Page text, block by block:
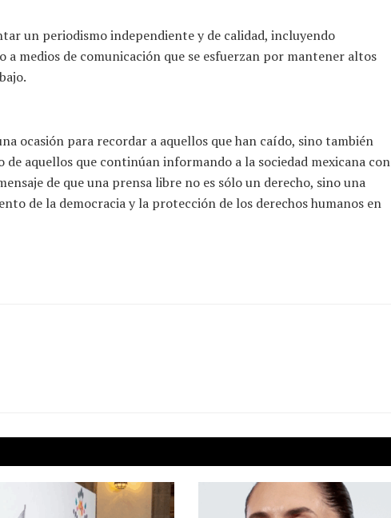
un periodismo independiente y de calidad, incluyendo
medios de comunicación que se esfuerzan por mantener altos
ocasión para recordar a aquellos que han caído, sino también
aquellos que continúan informando a la sociedad mexicana con
de que una prensa libre no es sólo un derecho, sino una
de la democracia y la protección de los derechos humanos en